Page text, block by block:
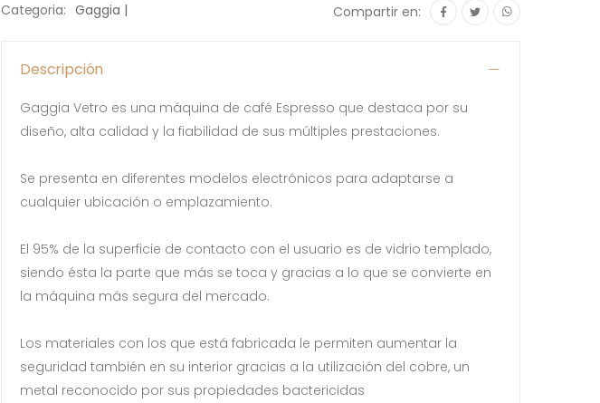
Categoria: Gaggia | Compartir en:
Descripción
Gaggia Vetro es una máquina de café Espresso que destaca por su
diseño, alta calidad y la fiabilidad de sus múltiples prestaciones.
Se presenta en diferentes modelos electrónicos para adaptarse a
cualquier ubicación o emplazamiento.
El 95% de la superficie de contacto con el usuario es de vidrio templado,
siendo ésta la parte que más se toca y gracias a lo que se convierte en
la máquina más segura del mercado.
Los materiales con los que está fabricada le permiten aumentar la
seguridad también en su interior gracias a la utilización del cobre, un
metal reconocido por sus propiedades bactericidas